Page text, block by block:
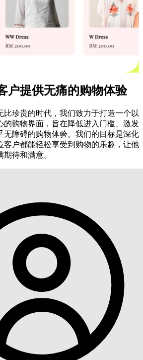
户提供无痛的购物体验
比珍贵的时代，我们致力于打造一个以
的购物界面，旨在降低进入门槛、激发
无障碍的购物体验。我们的目标是深化
客户都能轻松享受到购物的乐趣，让他
待和满意。